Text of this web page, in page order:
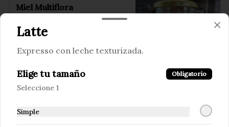
Miel Multiflora
Miel desde Frutillar formato de 1 kilo
Miel desde Frutillar formato de 1 kilo
Latte
Expresso con leche texturizada.
Elige tu tamaño Obligatorio
Seleccione 1
Simple